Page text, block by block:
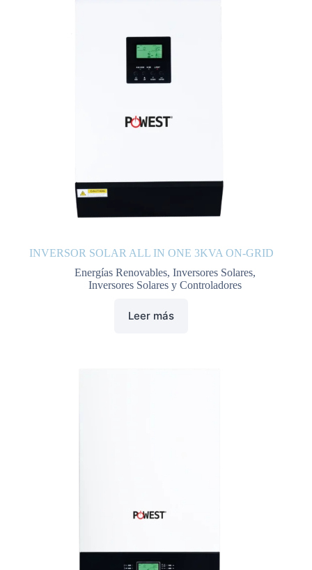
INVERSOR SOLAR ALL IN ONE 3KVA ON-GRID
Energías Renovables,Inversores Solares,
Inversores Solares y Controladores
Leer más